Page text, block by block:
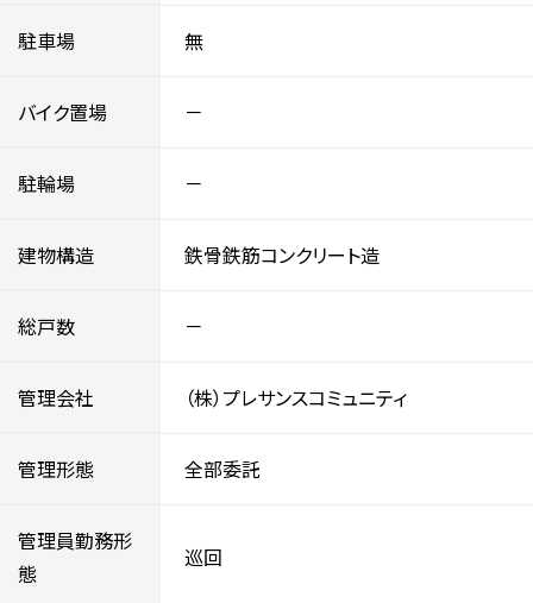
駐車場 無
バイク置場 －
駐輪場 －
建物構造 鉄骨鉄筋コンクリート造
総戸数 －
管理会社 （株）プレサンスコミュニティ
管理形態 全部委託
管理員勤務形
態
巡回